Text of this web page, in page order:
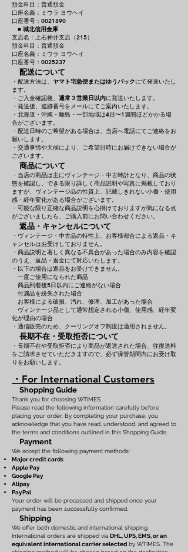
預金科目：普通預金
口座名義：ミウラ ヨウヘイ
口座番号：0021890
■ 城北信用金庫
支店名：上石神井支店（215）
預金科目：普通預金
口座名義：ミウラ ヨウヘイ
口座番号：0025237
配送について
・配送方法は、 ヤマト宅急便またはゆうパックにて発送いたし
ます。
・ご入金確認後、 通常３営業日以内に発送いたします。
・発送後、追跡番号をメールにてご案内いたします。
・北海道・沖縄・離島・一部地域は4日〜1週間ほどかかる場
合がございます。
・配送日時のご希望がある場合は、当店へ電話にてご連絡をお
願いします。
・交通事情や天候により、ご希望日時にお届けできない場合が
ございます。
商品について
・当店の商品は主にヴィンテージ・中古時計となり、商品の状
態を確認し、できる限り詳しく商品説明や写真に掲載しており
ますが、ヴィンテージ品の性質上、記載しきれない小傷・使用
感・経年変化がある場合がございます。
・可能な限り正確な商品説明を心掛けておりますが気になる点
がございましたら、ご購入前にお問い合わせください。
返品・キャンセルについて
・ヴィンテージ・中古品の特性上、お客様都合による返品・キ
ャンセルはお受けしておりません。
・商品説明と著しく異なる不具合があった場合のみ内容を確認
のうえ、返品・返金にて対応いたします。
・以下の場合は返品をお受けできません。
一度ご使用になられた商品
商品到着後5日以内にご連絡がない場合
付属品を紛失された場合
お客様による破損、汚れ、修理、加工があった場合
ヴィンテージ品として通常想定される小傷、使用感、経年変
化が理由の場合
・通信販売のため、クーリングオフ制度は適用されません。
長期不在・受取拒否について
・長期不在や受取拒否により商品が返送された場合、往復送料
をご請求させていただきますので、必ず保管期間内にお受け取
りをお願いします。
・For International Customers
Shopping Guide
Thank you for choosing WTIMES.
Please read the following information carefully before
placing your order. By completing your purchase, you
acknowledge that you have read, understood, and agreed to
the terms and conditions outlined in this Shopping Guide.
Payment
We accept the following payment methods:
Major credit cards
Apple Pay
Google Pay
Alipay
PayPal
Your order will be processed and shipped once your
payment has been successfully confirmed.
Shipping
We offer both domestic and international shipping.
International orders are shipped via DHL, UPS, EMS, or an
equivalent international carrier selected by WTIMES. The